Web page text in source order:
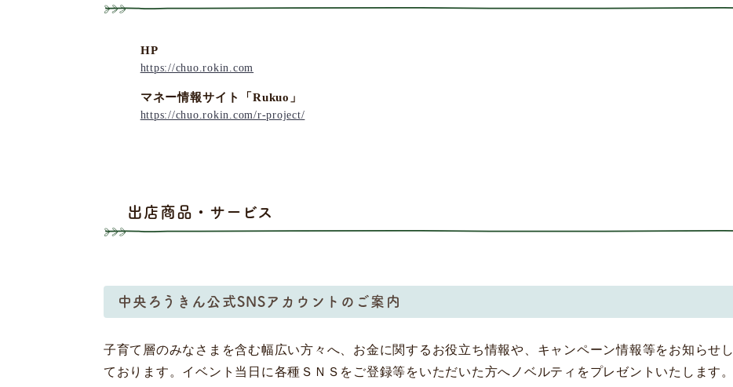
HP
https://chuo.rokin.com
マネー情報サイト「Rukuo」
https://chuo.rokin.com/r-project/
出店商品・サービス
中央ろうきん公式SNSアカウントのご案内
子育て層のみなさまを含む幅広い方々へ、お金に関するお役立ち情報や、キャンペーン情報等をお知らせし
ております。イベント当日に各種ＳＮＳをご登録等をいただいた方へノベルティをプレゼントいたします。